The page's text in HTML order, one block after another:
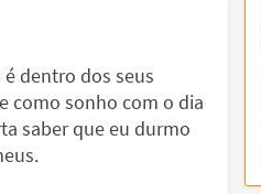
dentro dos seus
como sonho com o dia
saber que eu durmo